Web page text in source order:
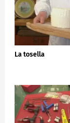
La tosella